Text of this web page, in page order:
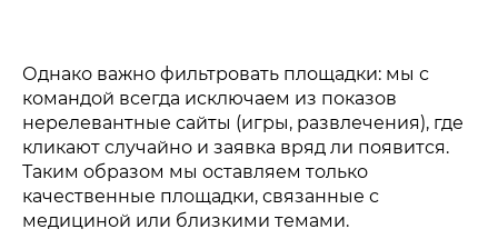
Однако важно фильтровать площадки: мы с
командой всегда исключаем из показов
нерелевантные сайты (игры, развлечения), где
кликают случайно и заявка вряд ли появится.
Таким образом мы оставляем только
качественные площадки, связанные с
медициной или близкими темами.